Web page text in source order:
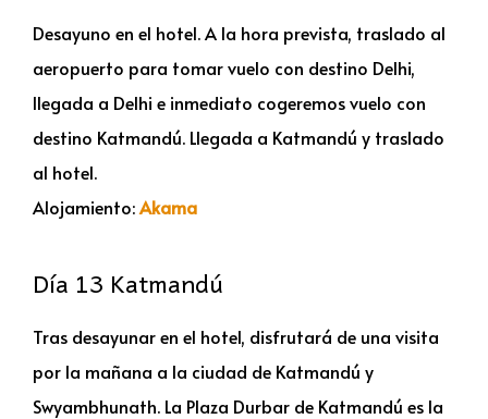
Desayuno en el hotel. A la hora prevista, traslado al
aeropuerto para tomar vuelo con destino Delhi,
llegada a Delhi e inmediato cogeremos vuelo con
destino Katmandú. Llegada a Katmandú y traslado
al hotel.
Alojamiento:Akama
Día 13 Katmandú
Tras desayunar en el hotel, disfrutará de una visita
por la mañana a la ciudad de Katmandú y
Swyambhunath. La Plaza Durbar de Katmandú es la